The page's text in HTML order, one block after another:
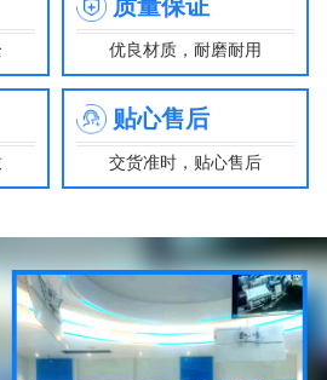
质量保证
优良材质，耐磨耐用
贴心售后
交货准时，贴心售后